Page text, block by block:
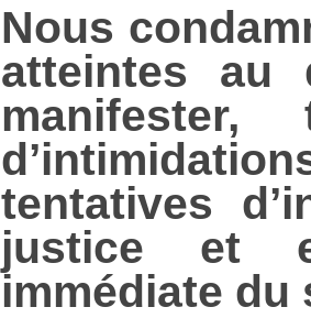
Nous
atteintes au
tentatives
justice et
immédiate du